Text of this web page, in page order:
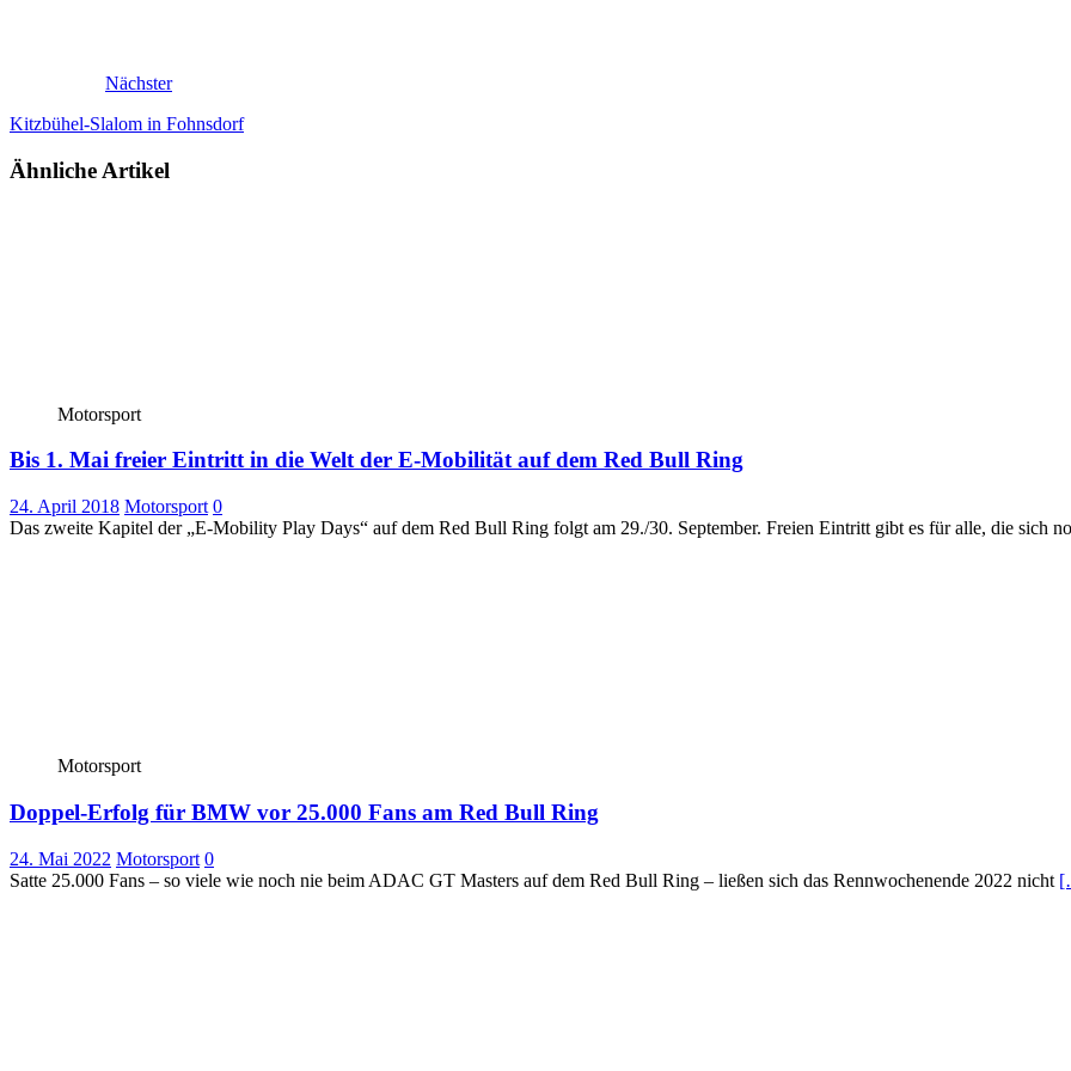
Nächster
Kitzbühel-Slalom in Fohnsdorf
Ähnliche Artikel
Motorsport
Bis 1. Mai freier Eintritt in die Welt der E-Mobilität auf dem Red Bull Ring
24. April 2018 Motorsport 0
Das zweite Kapitel der „E-Mobility Play Days“ auf dem Red Bull Ring folgt am 29./30. September. Freien Eintritt gibt es für alle, die sich
Motorsport
Doppel-Erfolg für BMW vor 25.000 Fans am Red Bull Ring
24. Mai 2022 Motorsport 0
Satte 25.000 Fans – so viele wie noch nie beim ADAC GT Masters auf dem Red Bull Ring – ließen sich das Rennwochenende 2022 nicht